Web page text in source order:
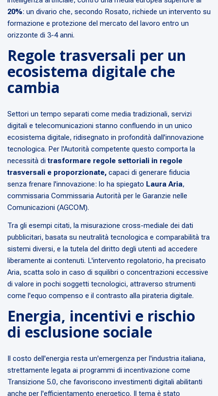
20%: un divario che, secondo Rosato, richiede un intervento su
formazione e protezione del mercato del lavoro entro un
orizzonte di 3-4 anni.
Regole trasversali per un
ecosistema digitale che
cambia
Settori un tempo separati come media tradizionali, servizi
digitali e telecomunicazioni stanno confluendo in un unico
ecosistema digitale, ridisegnato in profondità dall'innovazione
tecnologica. Per l'Autorità competente questo comporta la
necessità ditrasformare regole settoriali in regole
trasversali e proporzionate, capaci di generare fiducia
senza frenare l'innovazione: lo ha spiegato Laura Aria,
commissaria Commissaria Autorità per le Garanzie nelle
Comunicazioni (AGCOM).
Tra gli esempi citati, la misurazione cross-mediale dei dati
pubblicitari, basata su neutralità tecnologica e comparabilità tra
sistemi diversi, e la tutela del diritto degli utenti ad accedere
liberamente ai contenuti. L'intervento regolatorio, ha precisato
Aria, scatta solo in caso di squilibri o concentrazioni eccessive
di valore in pochi soggetti tecnologici, attraverso strumenti
come l'equo compenso e il contrasto alla pirateria digitale.
Energia, incentivi e rischio
di esclusione sociale
Il costo dell'energia resta un'emergenza per l'industria italiana,
strettamente legata ai programmi di incentivazione come
Transizione 5.0, che favoriscono investimenti digitali abilitanti
anche per l'efficientamento energetico. Il tema è stato